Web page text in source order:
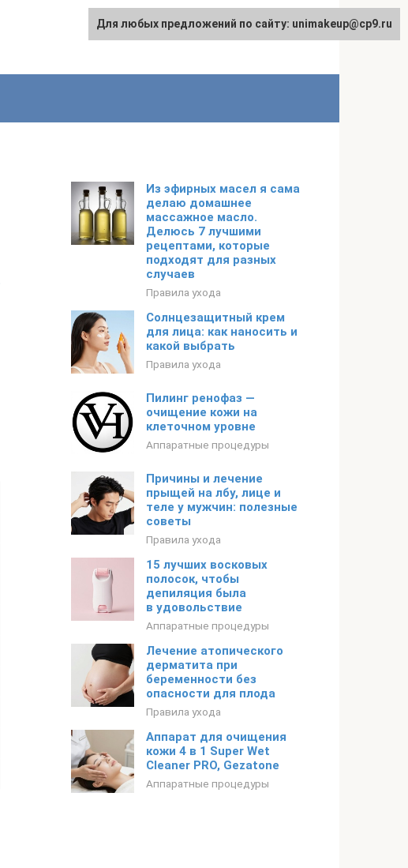
Из эфирных масел я сама
делаю домашнее
массажное масло.
Делюсь 7 лучшими
рецептами, которые
подходят для разных
случаев
Правила ухода
Солнцезащитный крем
для лица: как наносить и
какой выбрать
Правила ухода
Пилинг ренофаз —
очищение кожи на
клеточном уровне
Аппаратные процедуры
Причины и лечение
прыщей на лбу, лице и
теле у мужчин: полезные
советы
Правила ухода
15 лучших восковых
полосок, чтобы
депиляция была
в удовольствие
Аппаратные процедуры
Лечение атопического
дерматита при
беременности без
опасности для плода
Правила ухода
Аппарат для очищения
кожи 4 в 1 Super Wet
Cleaner PRO, Gezatone
Аппаратные процедуры
Для любых предложений по сайту: unimakeup@cp9.ru